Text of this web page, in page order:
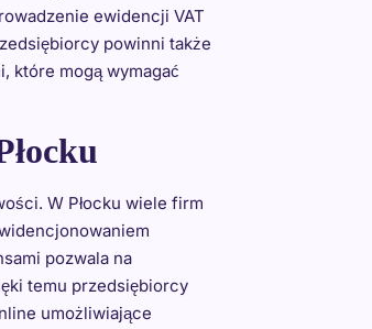
ewidencji VAT
powinni także
które mogą wymagać
W Płocku wiele firm
pozwala na
temu przedsiębiorcy
umożliwiające